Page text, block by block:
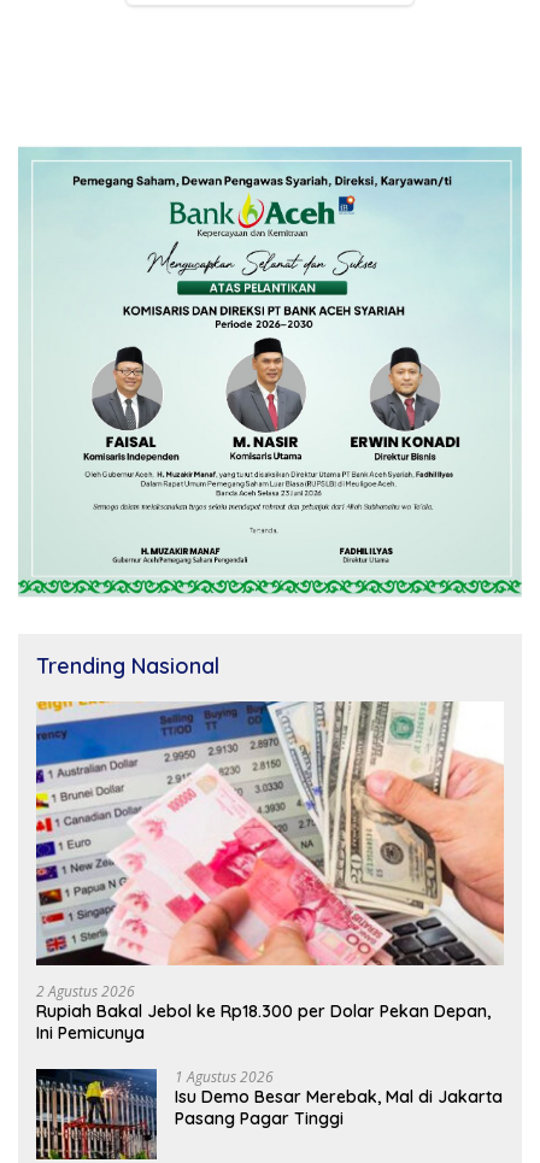
Trending Nasional
2 Agustus 2026
Rupiah Bakal Jebol ke Rp18.300 per Dolar Pekan Depan,
Ini Pemicunya
1 Agustus 2026
Isu Demo Besar Merebak, Mal di Jakarta
Pasang Pagar Tinggi